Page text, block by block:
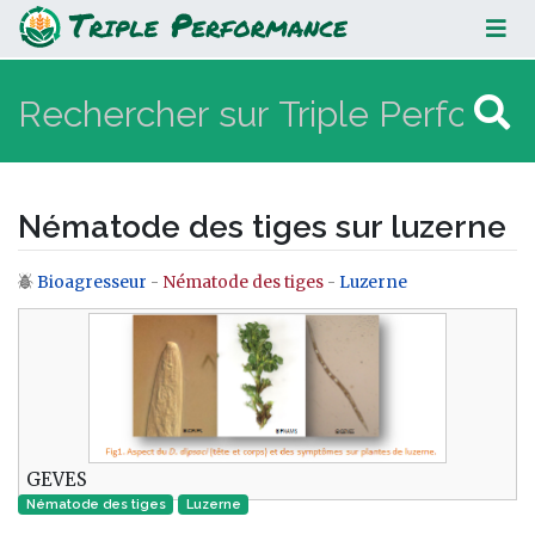
Nématode des tiges sur luzerne
Nématode des tiges sur luzerne
Aller à :navigation,rechercher
Bioagresseur - Nématode des tiges - Luzerne
GEVES
Nématode des tiges Luzerne